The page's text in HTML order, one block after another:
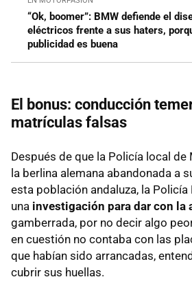
“Ok, boomer”: BMW defiende el
eléctricos frente a sus haters,
publicidad es buena
El bonus: conducción
matrículas falsas
Después de que la Policía local
la berlina alemana abandonada a
esta población andaluza, la
una investigación para dar con la
gamberrada, por no decir algo
en cuestión no contaba con las
que habían sido arrancadas,
cubrir sus huellas.